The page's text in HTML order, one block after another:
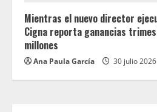
Mientras el nuevo director
Cigna reporta ganancias
millones
Ana Paula García 30 julio 2026